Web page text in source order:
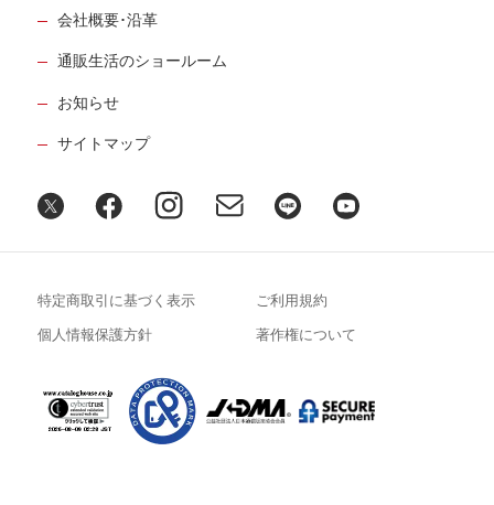
会社概要･沿革
通販生活のショールーム
お知らせ
サイトマップ
特定商取引に基づく表示 ご利用規約
個人情報保護方針 著作権について